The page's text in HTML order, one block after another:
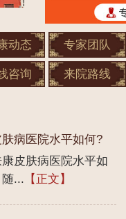
动态 专家团队
咨询 来院路线
病医院水平如何?
皮肤病医院水平如
... 【正文】